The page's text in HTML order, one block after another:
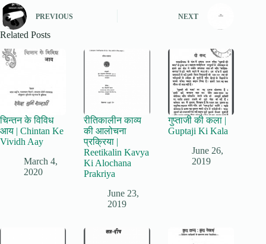
PREVIOUS NEXT
Related Posts
चिन्तन के विविध
आय | Chintan Ke
Vividh Aay
March 4,
2020
रीतिकालीन काव्य
की आलोचना
प्रक्रिया |
Reetikalin Kavya
Ki Alochana
Prakriya
June 23,
2019
गुप्ताजी की कला |
Guptaji Ki Kala
June 26,
2019